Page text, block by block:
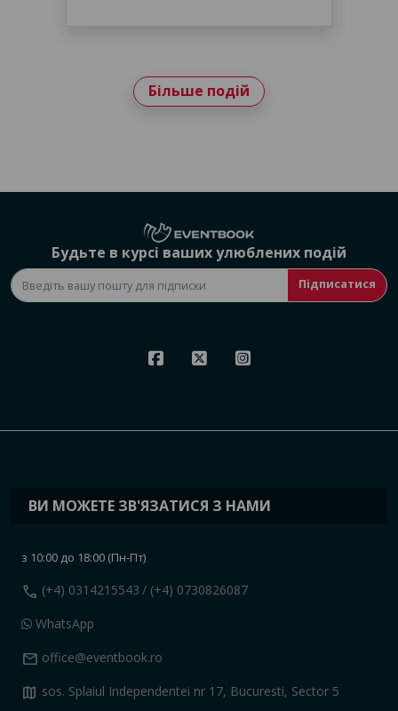
Більше подій
Будьте в курсі ваших улюблених подій
Підписатися
ВИ МОЖЕТЕ ЗВ'ЯЗАТИСЯ З НАМИ
з 10:00 до 18:00 (Пн-Пт)
call (+4) 0314215543 / (+4) 0730826087
WhatsApp
mail office@eventbook.ro
map sos. Splaiul Independentei nr 17, Bucuresti, Sector 5